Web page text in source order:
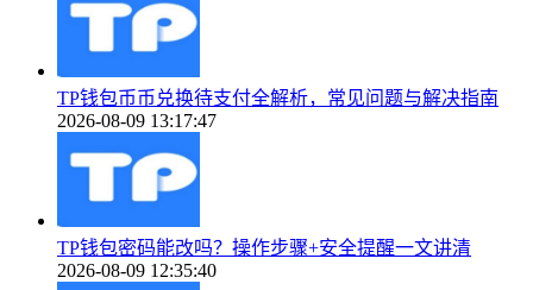
TP钱包币币兑换待支付全解析，常见问题与解决指南
2026-08-09 13:17:47
TP钱包密码能改吗？操作步骤+安全提醒一文讲清
2026-08-09 12:35:40